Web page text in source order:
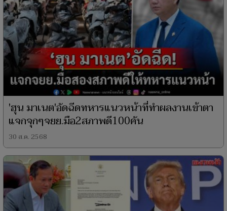
'ฮุน มาเนต'อัดฉีดทหารแนวหน้าที่ทำผลงานเข้าตา
แจกจุกๆจยย.มือ2สภาพดี100คัน
30 ส.ค. 2568